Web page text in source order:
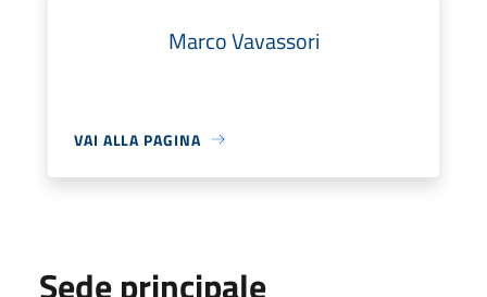
Marco Vavassori
VAI ALLA PAGINA
Sede principale